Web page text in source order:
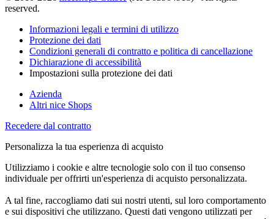
reserved.
Informazioni legali e termini di utilizzo
Protezione dei dati
Condizioni generali di contratto e politica di cancellazione
Dichiarazione di accessibilità
Impostazioni sulla protezione dei dati
Azienda
Altri nice Shops
Recedere dal contratto
Personalizza la tua esperienza di acquisto
Utilizziamo i cookie e altre tecnologie solo con il tuo consenso
individuale per offrirti un'esperienza di acquisto personalizzata.
A tal fine, raccogliamo dati sui nostri utenti, sul loro comportamento
e sui dispositivi che utilizzano. Questi dati vengono utilizzati per